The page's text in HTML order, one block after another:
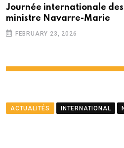
Journée internationale
ministre Navarre-Marie
FEBRUARY 23, 2026
ACTUALITÉS INTERNATIONAL